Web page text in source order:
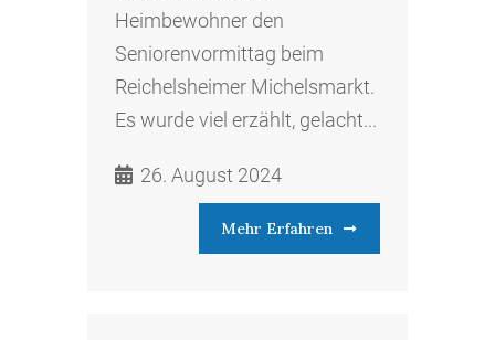
Heimbewohner den
Seniorenvormittag beim
Reichelsheimer Michelsmarkt.
Es wurde viel erzählt, gelacht...
26. August 2024
Mehr Erfahren